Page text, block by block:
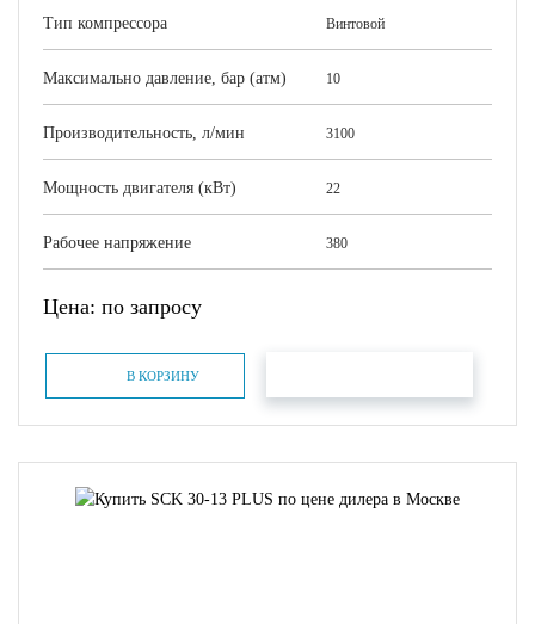
Тип компрессора Винтовой
Максимально давление, бар (атм) 10
Производительность, л/мин 3100
Мощность двигателя (кВт) 22
Рабочее напряжение 380
Цена: по запросу
В КОРЗИНУ